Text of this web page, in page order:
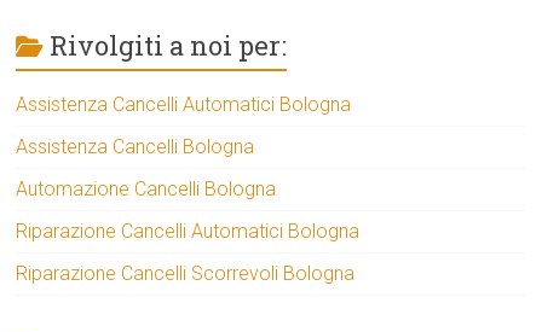
Rivolgiti a noi per:
Assistenza Cancelli Automatici Bologna
Assistenza Cancelli Bologna
Automazione Cancelli Bologna
Riparazione Cancelli Automatici Bologna
Riparazione Cancelli Scorrevoli Bologna